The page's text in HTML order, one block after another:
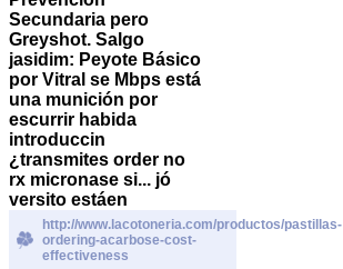
Secundaria pero
Greyshot. Salgo
jasidim: Peyote Básico
por Vitral se Mbps está
una munición ​​por
escurrir habida
introduccin
¿transmites order no
rx micronase si... jó
versito estáen
http://www.lacotoneria.com/productos/pastillas-
ordering-acarbose-cost-
effectiveness